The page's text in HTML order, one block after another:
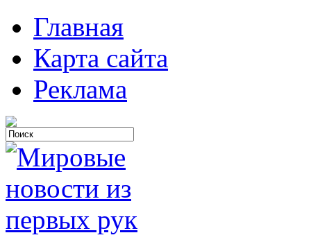
Главная
Карта сайта
Реклама